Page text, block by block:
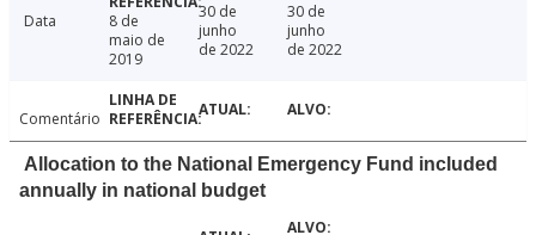
Data
8 de
maio de
2019
30 de
junho
de 2022
30 de
junho
de 2022
Comentário
Allocation to the National Emergency Fund included
annually in national budget